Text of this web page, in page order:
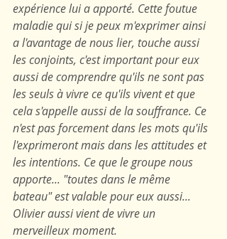
expérience lui a apporté. Cette foutue
maladie qui si je peux m'exprimer ainsi
a l'avantage de nous lier, touche aussi
les conjoints, c'est important pour eux
aussi de comprendre qu'ils ne sont pas
les seuls à vivre ce qu'ils vivent et que
cela s'appelle aussi de la souffrance. Ce
n'est pas forcement dans les mots qu'ils
l'exprimeront mais dans les attitudes et
les intentions. Ce que le groupe nous
apporte... "toutes dans le même
bateau" est valable pour eux aussi...
Olivier aussi vient de vivre un
merveilleux moment.